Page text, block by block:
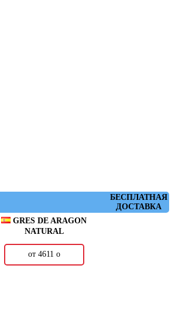
БЕСПЛАТНАЯ
ДОСТАВКА
GRES DE ARAGON
NATURAL
от 4611 о